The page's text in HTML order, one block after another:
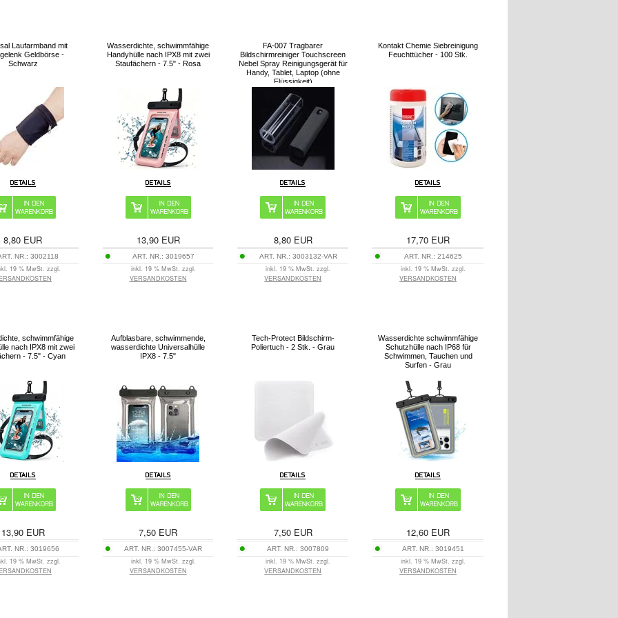
Laufarmband mit
Geldbörse -
Schwarz
8,80 EUR
NR.:3002118
19 % MwSt. zzgl.
Wasserdichte, schwimmfähige
Handyhülle nach IPX8 mit zwei
Staufächern - 7.5" - Rosa
13,90EUR
ART. NR.: 3019657
inkl. 19 % MwSt. zzgl.
VERSANDKOSTEN
FA-007 Tragbarer
Bildschirmreiniger Touchscreen
Nebel Spray Reinigungsgerät für
Handy, Tablet, Laptop (ohne
Flüssigkeit)
8,80EUR
ART. NR.: 3003132-VAR
inkl. 19 % MwSt. zzgl.
VERSANDKOSTEN
Kontakt Chemie Siebreinigung
Feuchttücher - 100 Stk.
17,70 EUR
ART. NR.:214625
inkl. 19 % MwSt. zzgl.
VERSANDKOSTEN
schwimmfähige
nach IPX8 mit zwei
- 7.5" - Cyan
13,90EUR
NR.: 3019656
19 % MwSt. zzgl.
Aufblasbare, schwimmende,
wasserdichte Universalhülle
IPX8 - 7.5"
7,50 EUR
ART. NR.:3007455-VAR
inkl. 19 % MwSt. zzgl.
VERSANDKOSTEN
Tech-Protect Bildschirm-
Poliertuch - 2 Stk. - Grau
7,50EUR
ART. NR.:3007809
inkl. 19 % MwSt. zzgl.
VERSANDKOSTEN
Wasserdichte schwimmfähige
Schutzhülle nach IP68 für
Schwimmen, Tauchen und
Surfen - Grau
12,60 EUR
ART. NR.:3019451
inkl. 19 % MwSt. zzgl.
VERSANDKOSTEN